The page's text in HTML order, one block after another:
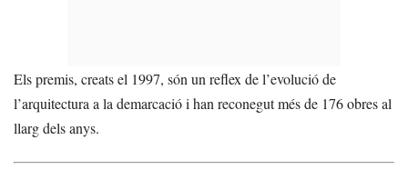
Els premis, creats el 1997, són un reflex de l’evolució de
l’arquitectura a la demarcació i han reconegut més de 176 obres al
llarg dels anys.